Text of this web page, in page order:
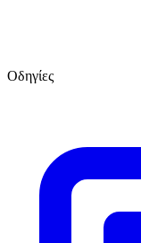
Οδηγίες